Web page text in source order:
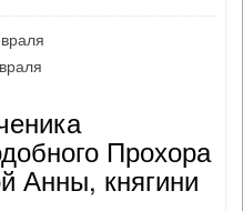
Прохора
Анны, княгини